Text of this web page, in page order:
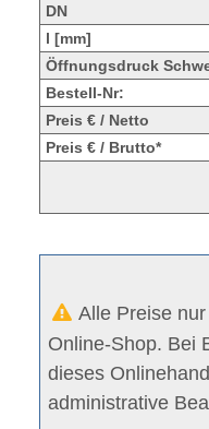
DN
l [mm]
Öffnungsdruck
Bestell-Nr:
Preis € / Netto
Preis € / Brutto*
Alle Preise
Online-Shop. Bei
dieses
administrative